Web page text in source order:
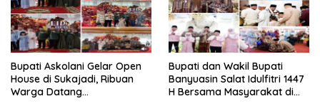
‎Bupati Askolani Gelar Open
House di Sukajadi, Ribuan
Warga Datang
‎Bupati dan Wakil Bupati
Banyuasin Salat Idulfitri 1447
H Bersama Masyarakat di